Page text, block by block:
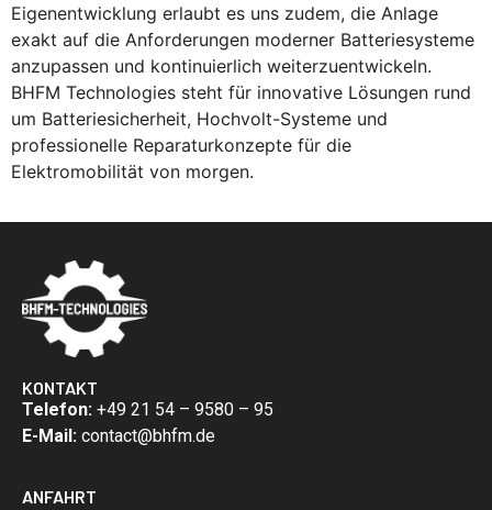
Eigenentwicklung erlaubt es uns zudem, die Anlage
exakt auf die Anforderungen moderner Batteriesysteme
anzupassen und kontinuierlich weiterzuentwickeln.
BHFM Technologies steht für innovative Lösungen rund
um Batteriesicherheit, Hochvolt-Systeme und
professionelle Reparaturkonzepte für die
Elektromobilität von morgen.
KONTAKT
Telefon: +49 21 54 – 9580 – 95
E-Mail: contact@bhfm.de
ANFAHRT